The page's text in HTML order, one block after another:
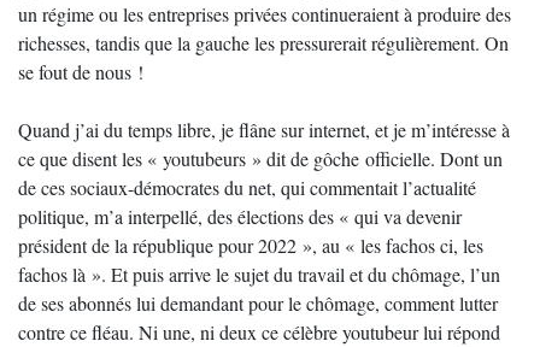
un régime ou les entreprises privées continueraient à produire des
richesses, tandis que la gauche les pressurerait régulièrement. On
se fout de nous !
Quand j’ai du temps libre, je flâne sur internet, et je m’intéresse à
ce que disent les « youtubeurs » dit de gôche officielle. Dont un
de ces sociaux-démocrates du net, qui commentait l’actualité
politique, m’a interpellé, des élections des « qui va devenir
président de la république pour 2022 », au « les fachos ci, les
fachos là ». Et puis arrive le sujet du travail et du chômage, l’un
de ses abonnés lui demandant pour le chômage, comment lutter
contre ce fléau. Ni une, ni deux ce célèbre youtubeur lui répond